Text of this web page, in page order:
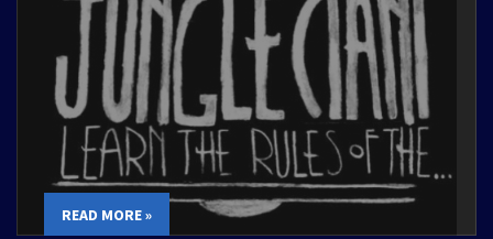
READ MORE »